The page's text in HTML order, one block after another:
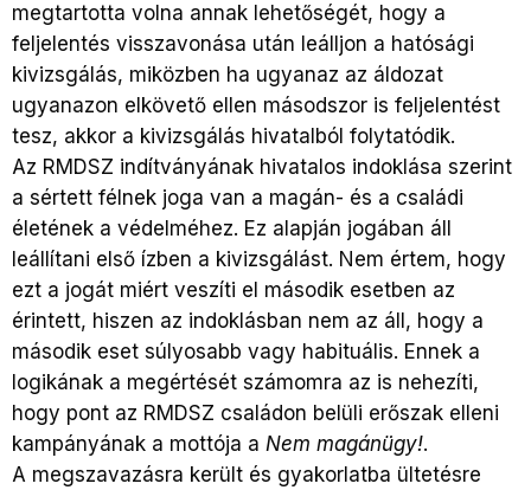
megtartotta volna annak lehetőségét, hogy a
feljelentés visszavonása után leálljon a hatósági
kivizsgálás, miközben ha ugyanaz az áldozat
ugyanazon elkövető ellen másodszor is feljelentést
tesz, akkor a kivizsgálás hivatalból folytatódik.
Az RMDSZ indítványának hivatalos indoklása szerint
a sértett félnek joga van a magán- és a családi
életének a védelméhez. Ez alapján jogában áll
leállítani első ízben a kivizsgálást. Nem értem, hogy
ezt a jogát miért veszíti el második esetben az
érintett, hiszen az indoklásban nem az áll, hogy a
második eset súlyosabb vagy habituális. Ennek a
logikának a megértését számomra az is nehezíti,
hogy pont az RMDSZ családon belüli erőszak elleni
kampányának a mottója a Nem magánügy!.
A megszavazásra került és gyakorlatba ültetésre